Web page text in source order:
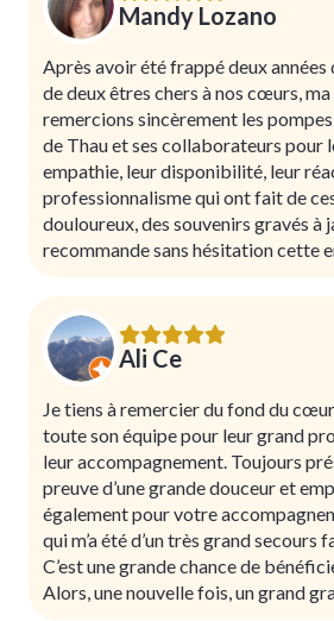
Mandy Lozano
Après avoir été frappé deux années
de deux êtres chers à nos cœurs,
remercions sincèrement les
de Thau et ses collaborateurs pour
empathie, leur disponibilité, leur
professionnalisme qui ont fait de
douloureux, des souvenirs gravés à
recommande sans hésitation cette
Ali Ce
Je tiens à remercier du fond du
toute son équipe pour leur grand
leur accompagnement. Toujours
preuve d’une grande douceur et
également pour votre
qui m’a été d’un très grand secours
C’est une grande chance de
Alors, une nouvelle fois, un grand